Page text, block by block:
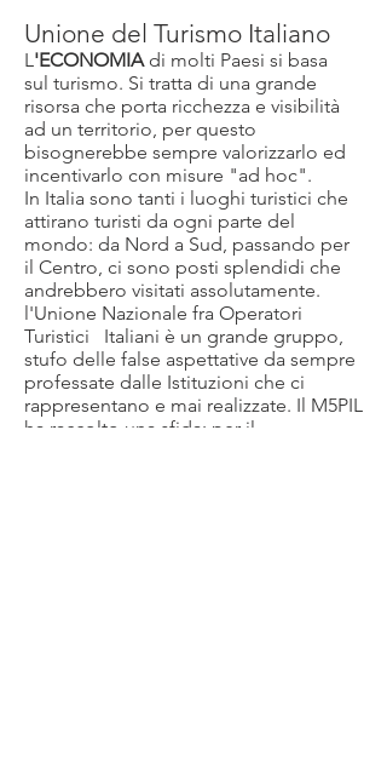
Unione del Turismo Italiano
L'ECONOMIA di molti Paesi si basa
sul turismo. Si tratta di una grande
risorsa che porta ricchezza e visibilità
ad un territorio, per questo
bisognerebbe sempre valorizzarlo ed
incentivarlo con misure "ad hoc".
In Italia sono tanti i luoghi turistici che
attirano turisti da ogni parte del
mondo: da Nord a Sud, passando per
il Centro, ci sono posti splendidi che
andrebbero visitati assolutamente.
l'Unione Nazionale fra Operatori
Turistici Italiani è un grande gruppo,
stufo delle false aspettative da sempre
professate dalle Istituzioni che ci
rappresentano e mai realizzate. Il M5PIL
ha raccolto una sfida: per il